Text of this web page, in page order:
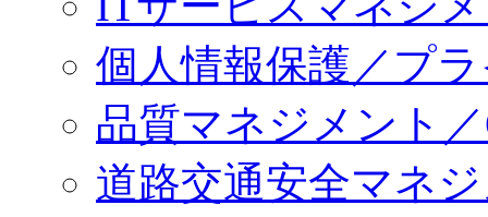
個人情報保護／プ
品質マネジメント
道路交通安全マネ